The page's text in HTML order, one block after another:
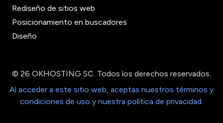
Rediseño de sitios web
Posicionamiento en buscadores
Diseño
© 26 OKHOSTING SC. Todos los derechos reservados.
Al acceder a este sitio web, aceptas nuestros términos y
condiciones de uso y nuestra política de privacidad.